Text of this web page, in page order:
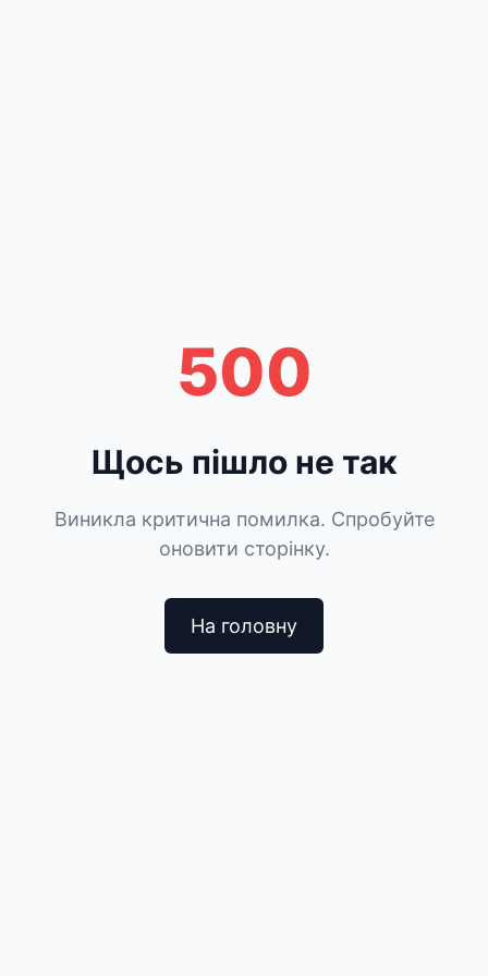
500
Щось пішло не так
Виникла критична помилка. Спробуйте
оновити сторінку.
На головну